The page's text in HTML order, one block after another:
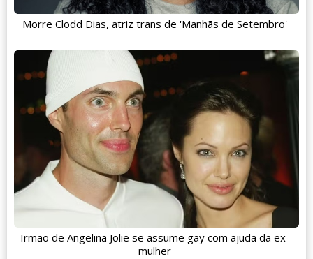
Morre Clodd Dias, atriz trans de 'Manhãs de Setembro'
Irmão de Angelina Jolie se assume gay com ajuda da ex-
mulher